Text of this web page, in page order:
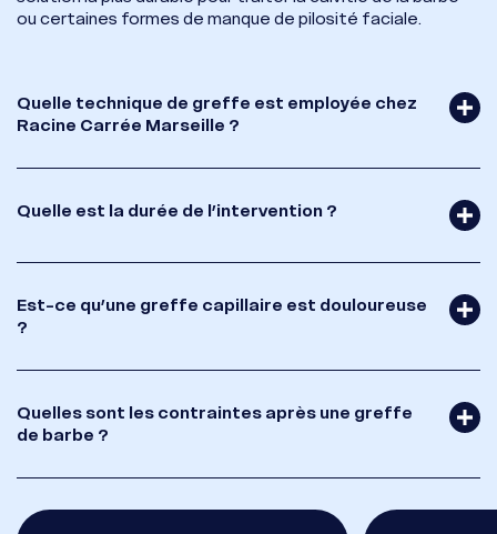
ou certaines formes de manque de pilosité faciale.
Quelle technique de greffe est employée chez
Racine Carrée Marseille ?
Quelle est la durée de l’intervention ?
Est-ce qu’une greffe capillaire est douloureuse
?
Quelles sont les contraintes après une greffe
de barbe ?